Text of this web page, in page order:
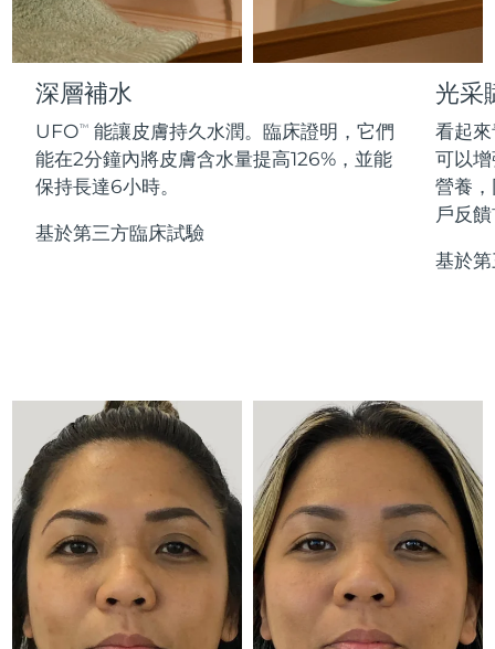
深層補水
UFOTM
能讓皮膚持久水潤。臨床證明，它們
能在2分鐘內將皮膚含水量提高126%，並能
保持長達6小時。
基於第三方臨床試驗
光采
看起
可以
營養
戶反
基於
PEACH™ 2 go
Travel-friendly IPL hair removal
PEACH™ Cooling Prep Gel
Cooling IPL hair removal gel
SUPERCHARGED™ serum
Firming body serum
ESPADA™ 2
ESPADA™ Blemish Solution
Concentrated acne gel
IRIS™ 2
眼部護膚
Advanced eye care treatment
毛孔護理
KIWI™ derma
Diamond microdermabrasion .
KIWI™
護發
LUNA™ 4 hair
2-in-1 LED scalp massager
FLIP™ play advanced
LED light hairbrush
牙齒美白
NEW
issa™ Teeth Whitening Set
Dual LED + sonic device & 18% PAP gel
issa™ Teeth Whitening Gel
18% PAP
更多的
全部購買
FOREO APP
關於我們
中國香港特別行政區 預計送達日期8/9/26
匈牙利 預計送達日期8/8/26
印尼 預計送達日期 8/6/26
愛爾蘭 8/8/26
8/10/26
日本 預計送達日期 8/11/26
澤西島 8/13/26
哈薩克 預計送達日期8/10/26
科威特 預計送達日期
拉脫維亞 預計送達日期 8/8/26